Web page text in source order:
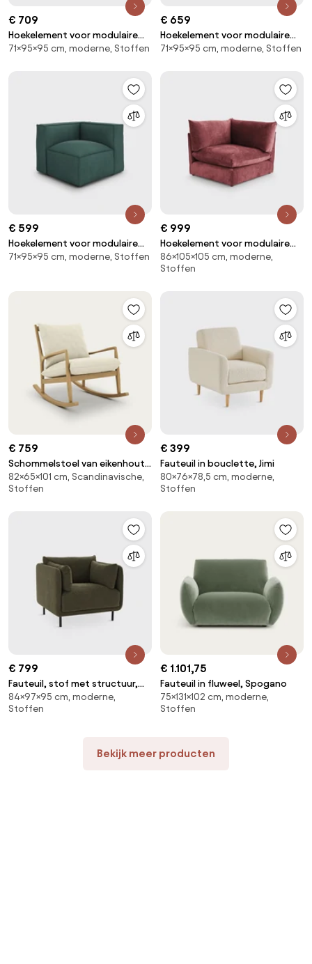
€ 709
Hoekelement voor modulaire
bank, in badstof, Seven
71×95×95 cm, moderne, Stoffen
€ 659
Hoekelement voor modulaire
bank, in structuurstof, Seven
71×95×95 cm, moderne, Stoffen
€ 599
Hoekelement voor modulaire
bank, in ribfluweel, Seven
71×95×95 cm, moderne, Stoffen
€ 999
Hoekelement voor modulaire
bank, in structuurfluweel, Malo
86×105×105 cm, moderne,
Stoffen
€ 759
Schommelstoel van eikenhout,
fineer en linnen, Dilma
82×65×101 cm, Scandinavische,
Stoffen
€ 399
Fauteuil in bouclette, Jimi
80×76×78,5 cm, moderne,
Stoffen
€ 799
Fauteuil, stof met structuur,
Victor
84×97×95 cm, moderne,
Stoffen
€ 1.101,75
Fauteuil in fluweel, Spogano
75×131×102 cm, moderne,
Stoffen
Bekijk meer producten